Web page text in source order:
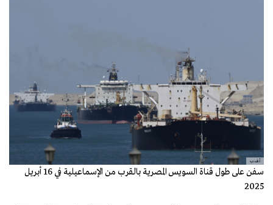
أ.ف.ب
سفن على طول قناة السويس المصرية بالقرب من الإسماعيلية في 16 أبريل
2025